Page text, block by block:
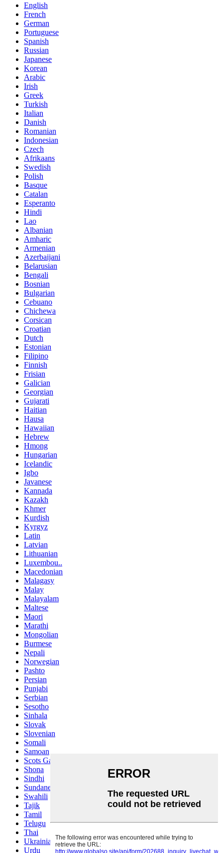
English
French
German
Portuguese
Spanish
Russian
Japanese
Korean
Arabic
Irish
Greek
Turkish
Italian
Danish
Romanian
Indonesian
Czech
Afrikaans
Swedish
Polish
Basque
Catalan
Esperanto
Hindi
Lao
Albanian
Amharic
Armenian
Azerbaijani
Belarusian
Bengali
Bosnian
Bulgarian
Cebuano
Chichewa
Corsican
Croatian
Dutch
Estonian
Filipino
Finnish
Frisian
Galician
Georgian
Gujarati
Haitian
Hausa
Hawaiian
Hebrew
Hmong
Hungarian
Icelandic
Igbo
Javanese
Kannada
Kazakh
Khmer
Kurdish
Kyrgyz
Latin
Latvian
Lithuanian
Luxembou..
Macedonian
Malagasy
Malay
Malayalam
Maltese
Maori
Marathi
Mongolian
Burmese
Nepali
Norwegian
Pashto
Persian
Punjabi
Serbian
Sesotho
Sinhala
Slovak
Slovenian
Somali
Samoan
Scots Gaelic
Shona
Sindhi
Sundanese
Swahili
Tajik
Tamil
Telugu
Thai
Ukrainian
Urdu